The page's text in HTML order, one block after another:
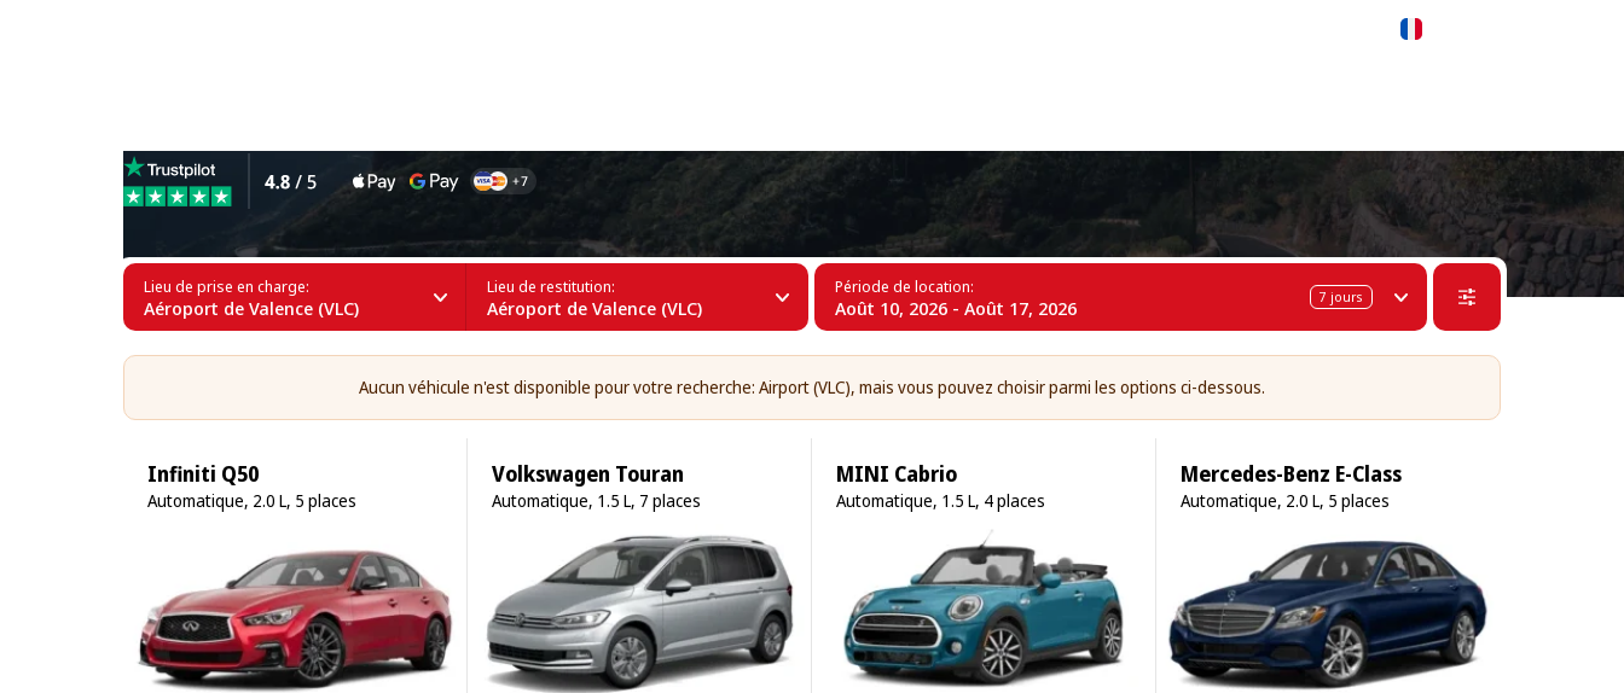
Lieu de prise en charge:
Aéroport de Valence (VLC)
Lieu de restitution:
Aéroport de Valence (VLC)
Période de location:
Août 10, 2026 - Août 17, 2026 7 jours
Aucun véhicule n'est disponible pour votre recherche: Airport (VLC), mais vous pouvez choisir parmi les options ci-dessous.
Infiniti Q50
Automatique, 2.0 L, 5 places
Volkswagen Touran
Automatique, 1.5 L, 7 places
MINI Cabrio
Automatique, 1.5 L, 4 places
Mercedes-Benz E-Class
Automatique, 2.0 L, 5 places